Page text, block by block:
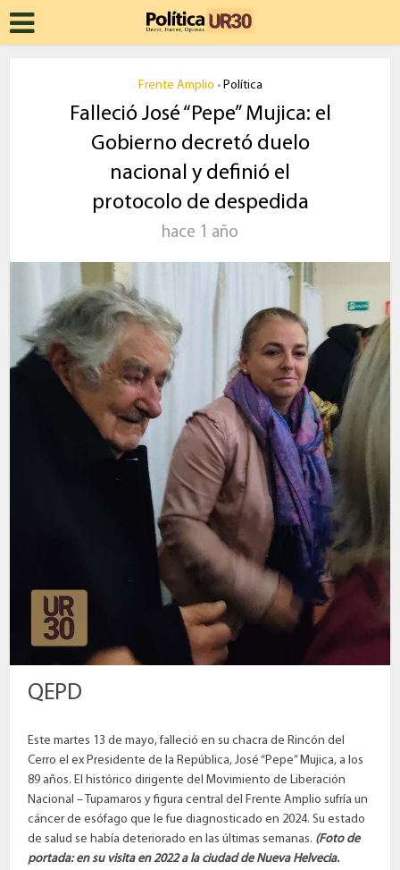
Frente Amplio • Política
Falleció José “Pepe” Mujica: el
Gobierno decretó duelo
nacional y definió el
protocolo de despedida
hace 1 año
QEPD
Este martes 13 de mayo, falleció en su chacra de Rincón del
Cerro el ex Presidente de la República, José “Pepe” Mujica, a los
89 años. El histórico dirigente del Movimiento de Liberación
Nacional – Tupamaros y figura central del Frente Amplio sufría un
cáncer de esófago que le fue diagnosticado en 2024. Su estado
de salud se había deteriorado en las últimas semanas. (Foto de
portada: en su visita en 2022 a la ciudad de Nueva Helvecia.